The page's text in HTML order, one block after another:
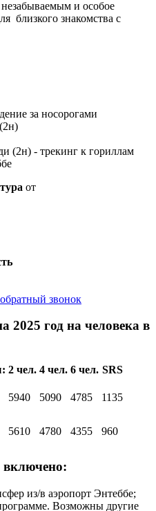
и особое
близкого знакомства с
за носорогами
(2н) - трекинг к гориллам
от
обратный звонок
2025 год на человека в
2 чел. 4 чел. 6 чел. SRS
5940 5090 4785 1135
5610 4780 4355 960
из/в аэропорт Энтеббе;
Возможны другие